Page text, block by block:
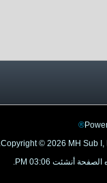
Copyright © 2026 MH Sub I,